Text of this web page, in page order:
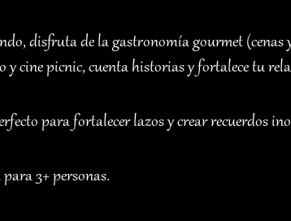
disfruta de la gastronomía gourmet (cenas
y cine picnic, cuenta historias y fortalece tu
para fortalecer lazos y crear recuerdos
3+ personas.